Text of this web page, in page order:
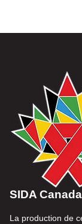
SIDA Canada
La production de